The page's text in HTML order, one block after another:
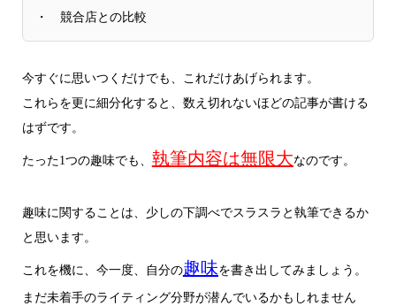
・ 競合店との比較
今すぐに思いつくだけでも、これだけあげられます。
これらを更に細分化すると、数え切れないほどの記事が書ける
はずです。
たった1つの趣味でも、 執筆内容は無限大なのです。
趣味に関することは、少しの下調べでスラスラと執筆できるか
と思います。
これを機に、今一度、自分の趣味を書き出してみましょう。
まだ未着手のライティング分野が潜んでいるかもしれません